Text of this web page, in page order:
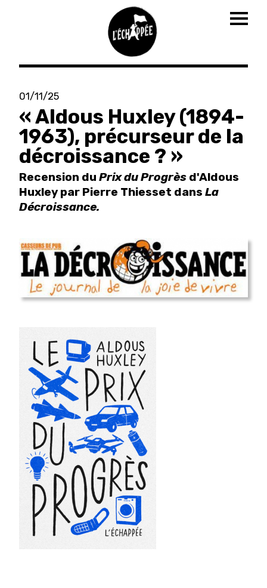
Aller
contenu
principal
01/11/25
« Aldous Huxley (1894-
1963), précurseur de la
décroissance ? »
Recension du Prix du Progrès d'Aldous
Huxley par Pierre Thiesset dans La
Décroissance.